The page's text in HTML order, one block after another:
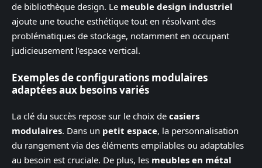
de bibliothèque design. Le meuble design industriel
ajoute une touche esthétique tout en résolvant des
problématiques de stockage, notamment en occupant
judicieusement l’espace vertical.
Exemples de configurations modulaires
adaptées aux besoins variés
La clé du succès repose sur le choix de casiers
modulaires. Dans un petit espace, la personnalisation
du rangement via des éléments empilables ou adaptables
au besoin est cruciale. De plus, les meubles en métal